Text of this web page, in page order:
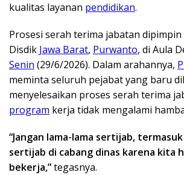
kualitas layanan pendidikan.
Prosesi serah terima jabatan
Disdik Jawa Barat, Purwanto, di Aula
Senin (29/6/2026). Dalam arahannya,
meminta seluruh pejabat yang baru
menyelesaikan proses serah terima
program kerja tidak mengalami
“Jangan lama-lama sertijab,
sertijab di cabang dinas karena kita
bekerja,”tegasnya.